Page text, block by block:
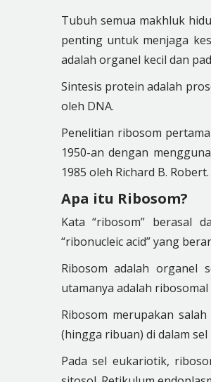
Tubuh semua makhluk
penting untuk menjaga
adalah organel kecil dan
Sintesis protein adalah
oleh DNA.
Penelitian ribosom
1950-an dengan
1985 oleh Richard B. Robert.
Apa itu Ribosom?
Kata “ribosom” berasal
“ribonucleic acid” yang
Ribosom adalah organel
utamanya adalah
Ribosom merupakan
(hingga ribuan) di dalam
Pada sel eukariotik,